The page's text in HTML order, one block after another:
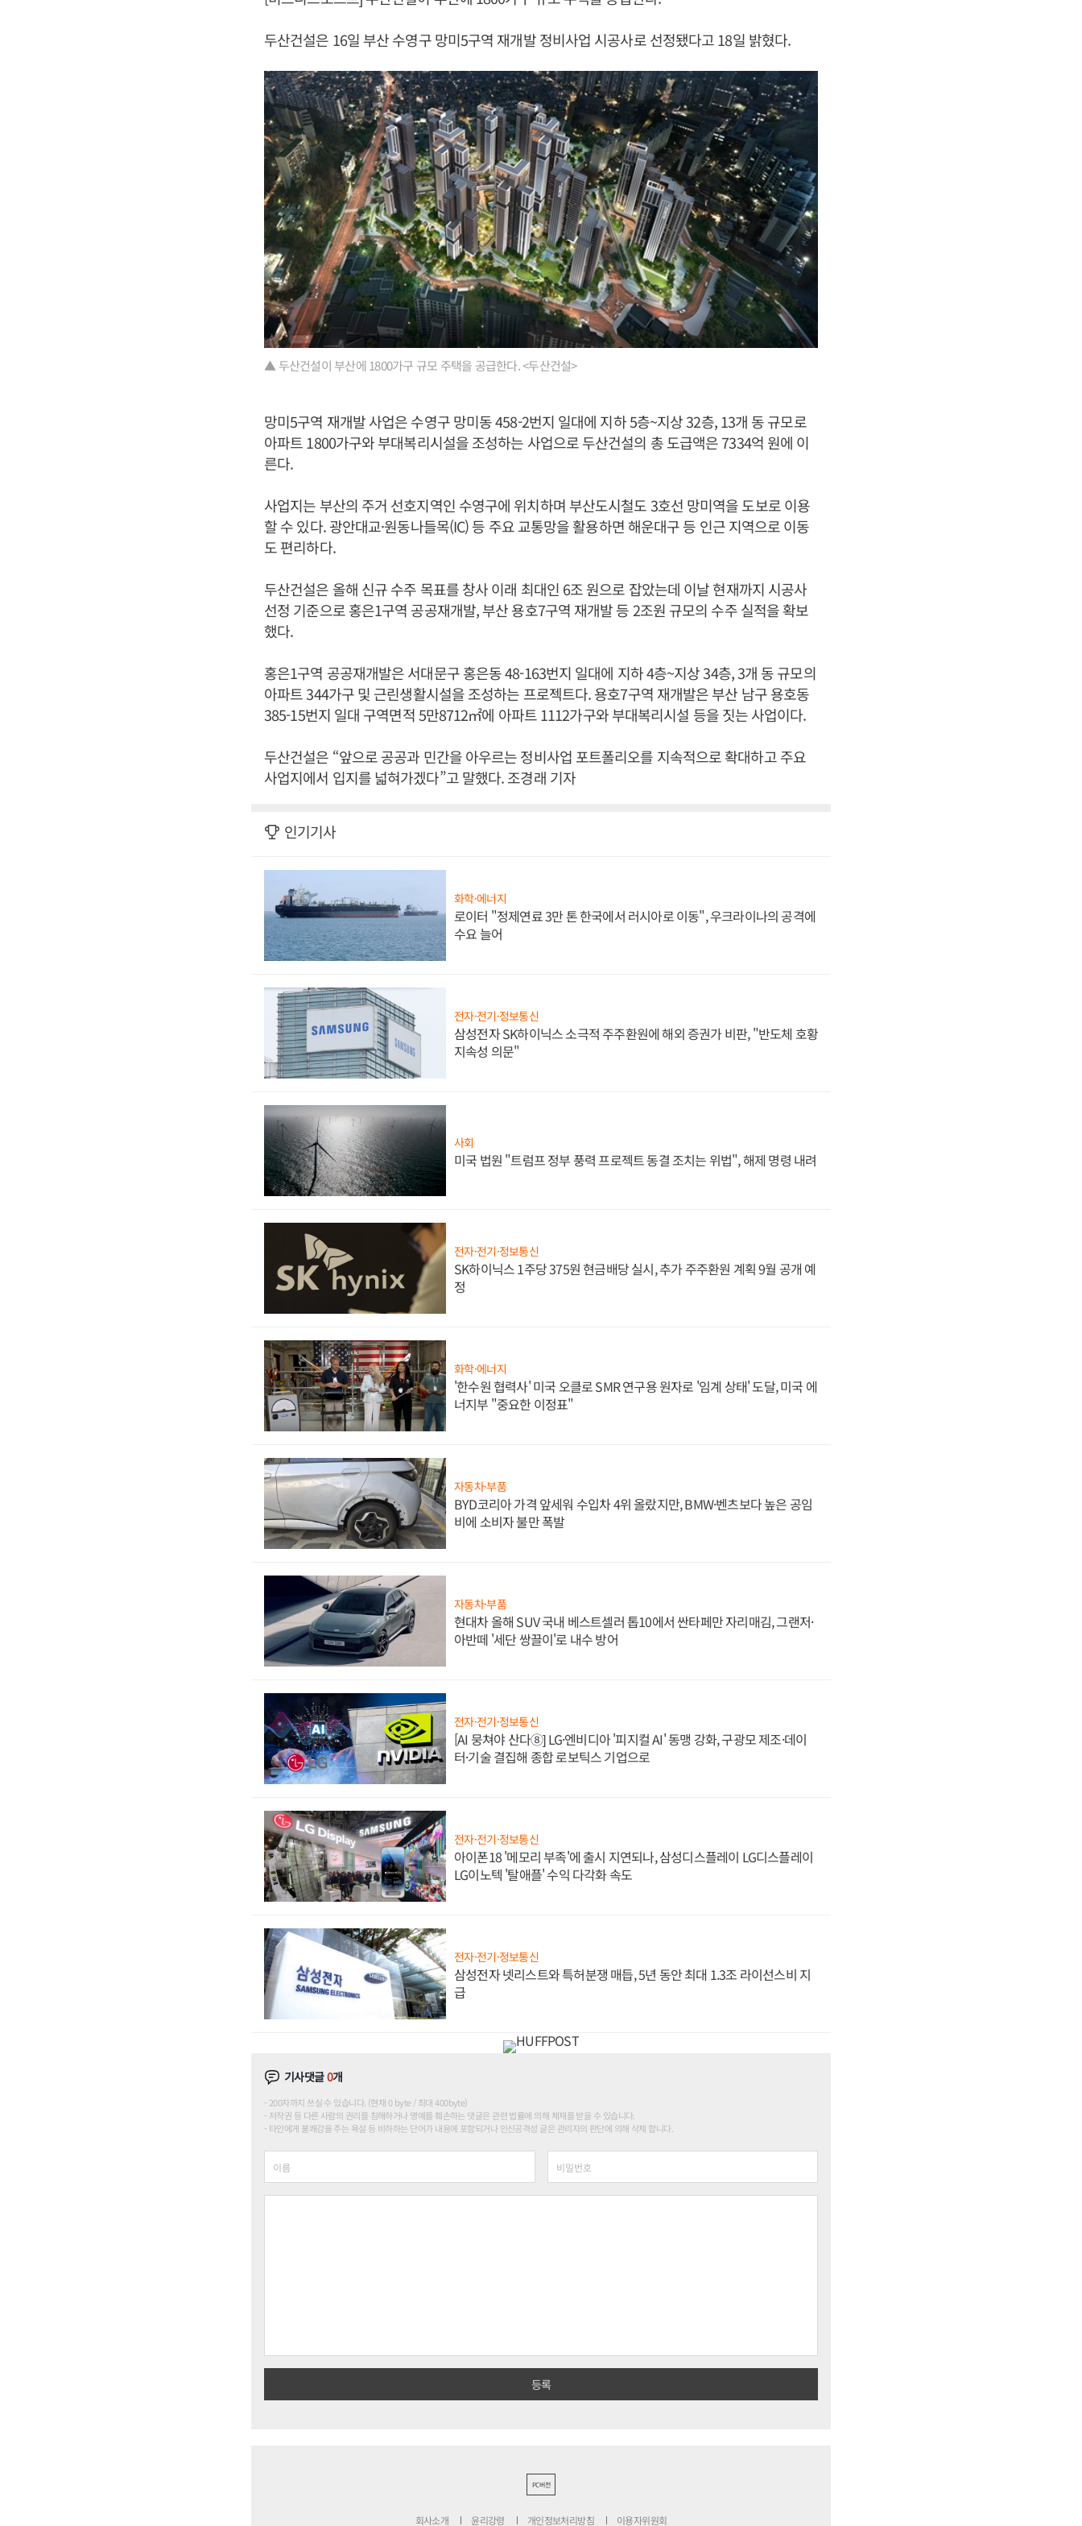
두산건설은 16일 부산 수영구 망미5구역 재개발 정비사업 시공사로 선정됐다고 18일 밝혔다.
▲ 두산건설이 부산에 1800가구 규모 주택을 공급한다. <두산건설>
망미5구역 재개발 사업은 수영구 망미동 458-2번지 일대에 지하 5층~지상 32층, 13개 동 규모로
아파트 1800가구와 부대복리시설을 조성하는 사업으로 두산건설의 총 도급액은 7334억 원에 이
른다.
사업지는 부산의 주거 선호지역인 수영구에 위치하며 부산도시철도 3호선 망미역을 도보로 이용
할 수 있다. 광안대교·원동나들목(IC) 등 주요 교통망을 활용하면 해운대구 등 인근 지역으로 이동
도 편리하다.
두산건설은 올해 신규 수주 목표를 창사 이래 최대인 6조 원으로 잡았는데 이날 현재까지 시공사
선정 기준으로 홍은1구역 공공재개발, 부산 용호7구역 재개발 등 2조원 규모의 수주 실적을 확보
했다.
홍은1구역 공공재개발은 서대문구 홍은동 48-163번지 일대에 지하 4층~지상 34층, 3개 동 규모의
아파트 344가구 및 근린생활시설을 조성하는 프로젝트다. 용호7구역 재개발은 부산 남구 용호동
385-15번지 일대 구역면적 5만8712㎡에 아파트 1112가구와 부대복리시설 등을 짓는 사업이다.
두산건설은 “앞으로 공공과 민간을 아우르는 정비사업 포트폴리오를 지속적으로 확대하고 주요
사업지에서 입지를 넓혀가겠다”고 말했다. 조경래 기자
인기기사
화학·에너지
로이터 "정제연료 3만 톤 한국에서 러시아로 이동", 우크라이나의 공격에
수요 늘어
전자·전기·정보통신
삼성전자 SK하이닉스 소극적 주주환원에 해외 증권가 비판, "반도체 호황
지속성 의문"
사회
미국 법원 "트럼프 정부 풍력 프로젝트 동결 조치는 위법", 해제 명령 내려
전자·전기·정보통신
SK하이닉스 1주당 375원 현금배당 실시, 추가 주주환원 계획 9월 공개 예
정
화학·에너지
'한수원 협력사' 미국 오클로 SMR 연구용 원자로 '임계 상태' 도달, 미국 에
너지부 "중요한 이정표"
자동차·부품
BYD코리아 가격 앞세워 수입차 4위 올랐지만, BMW·벤츠보다 높은 공임
비에 소비자 불만 폭발
자동차·부품
현대차 올해 SUV 국내 베스트셀러 톱10에서 싼타페만 자리매김, 그랜저·
아반떼 '세단 쌍끌이'로 내수 방어
전자·전기·정보통신
[AI 뭉쳐야 산다⑧] LG·엔비디아 '피지컬 AI' 동맹 강화, 구광모 제조·데이
터·기술 결집해 종합 로보틱스 기업으로
전자·전기·정보통신
아이폰18 '메모리 부족'에 출시 지연되나, 삼성디스플레이 LG디스플레이
LG이노텍 '탈애플' 수익 다각화 속도
전자·전기·정보통신
삼성전자 넷리스트와 특허분쟁 매듭, 5년 동안 최대 1.3조 라이선스비 지
급
기사댓글0개
200자까지 쓰실 수 있습니다. (현재 0 byte / 최대 400byte)
저작권 등 다른 사람의 권리를 침해하거나 명예를 훼손하는 댓글은 관련 법률에 의해 제재를 받을 수 있습니다.
타인에게 불쾌감을 주는 욕설 등 비하하는 단어가 내용에 포함되거나 인신공격성 글은 관리자의 판단에 의해 삭제 합니다.
PC버전
회사소개 윤리강령 개인정보처리방침 이용자위원회